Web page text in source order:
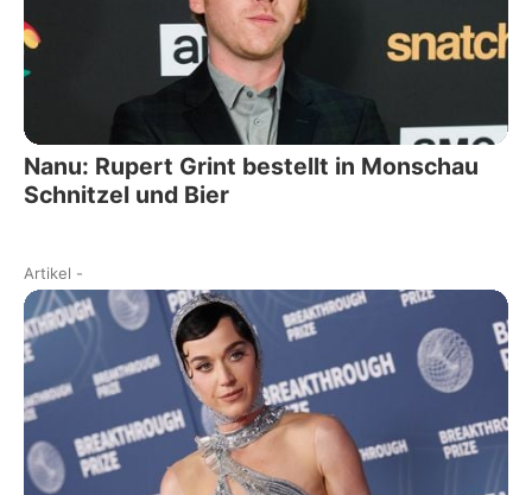
Nanu: Rupert Grint bestellt in Monschau
Schnitzel und Bier
Artikel -